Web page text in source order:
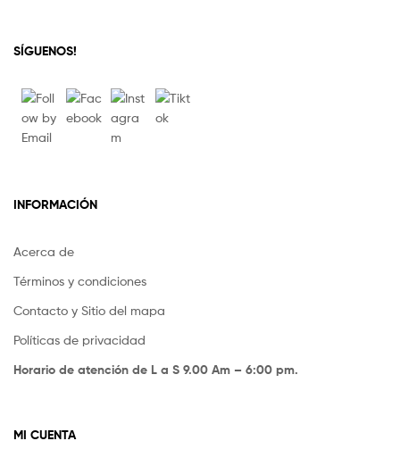
SÍGUENOS!
INFORMACIÓN
Acerca de
Términos y condiciones
Contacto y Sitio del mapa
Políticas de privacidad
Horario de atención de L a S 9.00 Am – 6:00 pm.
MI CUENTA